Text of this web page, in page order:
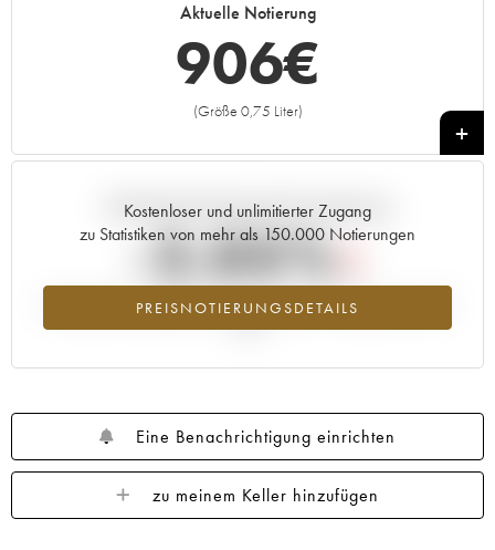
Aktuelle Notierung
906€
(Größe 0,75 Liter)
+
Kostenloser und unlimitierter Zugang
zu Statistiken von mehr als 150.000 Notierungen
PREISNOTIERUNGSDETAILS
Aktuelle Entwicklung der Preisnotierung
-2.05%
Preisabfall des Jahrgangs 2001 im Jahr 2026 im Vergleich zum Jahr
Eine Benachrichtigung einrichten
zu meinem Keller hinzufügen